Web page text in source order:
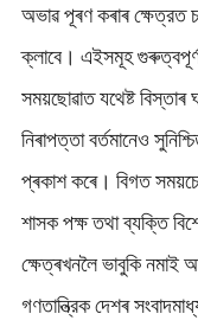
অভাৱ পূৰণ কৰাৰ ক্ষেত্রত
ক্লাবে। এইসমূহ
সময়ছোৱাত যথেষ্ট বিস্তাৰ
নিৰাপত্তা বৰ্তমানেও
প্ৰকাশ কৰে। বিগত
শাসক পক্ষ তথা ব্যক্তি
ক্ষেত্ৰখনলৈ ভাবুকি
গণতান্ত্রিক দেশৰ